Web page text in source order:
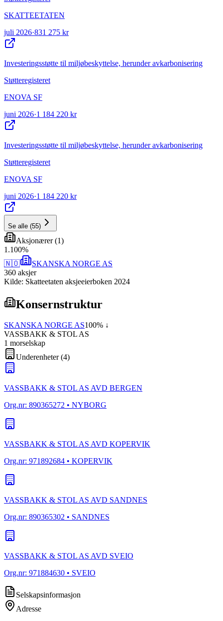
SKATTEETATEN
juli 2026·831 275 kr
Investeringsstøtte til miljøbeskyttelse, herunder avkarbonisering
Støtteregisteret
ENOVA SF
juni 2026·1 184 220 kr
Investeringsstøtte til miljøbeskyttelse, herunder avkarbonisering
Støtteregisteret
ENOVA SF
juni 2026·1 184 220 kr
Se alle (55)
Aksjonærer(1)
1 .100%
🇳🇴
SKANSKA NORGE AS
360 aksjer
Kilde: Skatteetaten aksjeeierboken 2024
Konsernstruktur
SKANSKA NORGE AS100% ↓
VASSBAKK & STOL AS
1 morselskap
Underenheter(4)
VASSBAKK & STOL AS AVD BERGEN
Org.nr: 890365272 • NYBORG
VASSBAKK & STOL AS AVD KOPERVIK
Org.nr: 971892684 • KOPERVIK
VASSBAKK & STOL AS AVD SANDNES
Org.nr: 890365302 • SANDNES
VASSBAKK & STOL AS AVD SVEIO
Org.nr: 971884630 • SVEIO
Selskapsinformasjon
Adresse